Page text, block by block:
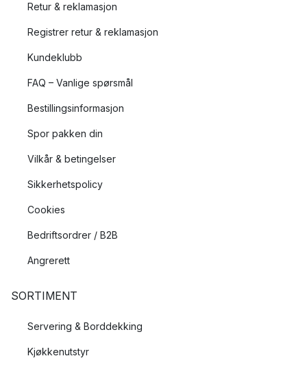
Retur & reklamasjon
Registrer retur & reklamasjon
Kundeklubb
FAQ – Vanlige spørsmål
Bestillingsinformasjon
Spor pakken din
Vilkår & betingelser
Sikkerhetspolicy
Cookies
Bedriftsordrer / B2B
Angrerett
SORTIMENT
Servering & Borddekking
Kjøkkenutstyr